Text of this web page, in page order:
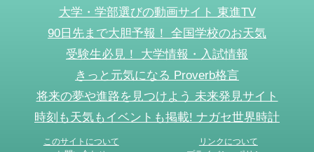
大学・学部選びの動画サイト 東進TV
90日先まで大胆予報！ 全国学校のお天気
受験生必見！ 大学情報・入試情報
きっと元気になる Proverb格言
将来の夢や進路を見つけよう 未来発見サイト
時刻も天気もイベントも掲載! ナガセ世界時計
このサイトについて
リンクについて